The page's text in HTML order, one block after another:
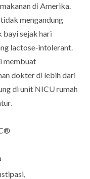
di Amerika.
mengandung
bayi sejak hari
lactose-intolerant.
membuat
dokter di lebih dari
di unit NICU rumah